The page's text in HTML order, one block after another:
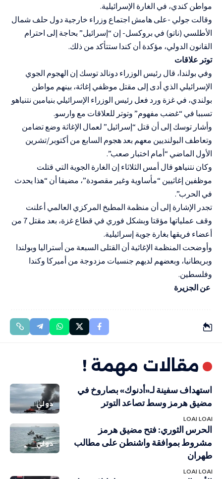
مواطن كندي، في الغارة الإسرائيلية.
وقالت جولي -على هامش اجتماع وزراء خارجية دول حلف شمال
الأطلسي (ناتو) في بروكسل- إن “إسرائيل” بحاجة إلى احترام
القانون الدولي، مؤكدة أن كندا ستتأكد من ذلك.
توتر علاقات
وفي بولندا، قال رئيس الوزراء دونالد توسك إن الهجوم الجوي
الإسرائيلي الذي أدى إلى مقتل موظفي إغاثة، بينهم مواطن
بولندي، في غزة ورد فعل رئيس الوزراء الإسرائيلي بنيامين نتنياهو
تسببا في “غضب مفهوم” وتوتر للعلاقات مع وارسو.
وأشار توسك إلى أن قتل “إسرائيل” لعمال الإغاثة وضع تضامن
وتعاطف البولنديين معهم بعد هجوم السابع من أكتوبر/تشرين
الأول الماضي “أمام اختبار صعب”.
وكان نتنياهو قال أمس الثلاثاء إن الغارة الجوية التي قتلت
موظفين إغاثيين “مأساوية وغير مقصودة”، مضيفا أن “هذا يحدث
في الحرب”.
تجدر الإشارة إلى أن منظمة المطبخ المركزي العالمي أعلنت
وقف عملياتها مؤقتا وبشكل فوري في قطاع غزة، بعد مقتل 7 من
أعضاء فريقها بغارة جوية إسرائيلية.
وأوضحت المنظمة الإغاثية أن القتلى السبعة من أستراليا وبولندا
وبريطانيا، وبعضهم لديهم جنسيات مزدوجة من أميركا وكندا
وفلسطين.
عن الجزيرة
مقالات مهمة !
دولي
استهداف سفينة لـ«أدنوك» بصاروخ في
مضيق هرمز وسط تصاعد التوتر
LOAI LOAI
دولي
الحرس الثوري: فتح مضيق هرمز
مشروط بموافقة واشنطن على مطالب
طهران
LOAI LOAI